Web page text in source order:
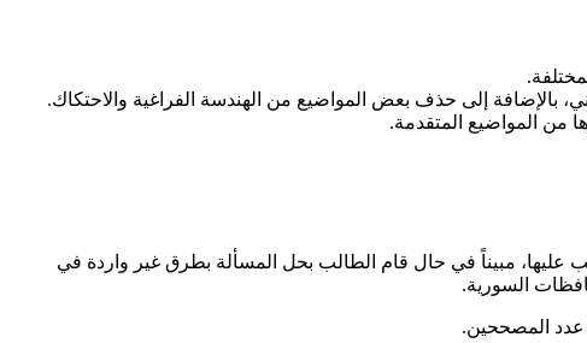
بالإضافة إلى حذف بعض المواضيع من الهندسة الفراغية والاحتكاك.
من المواضيع المتقدمة.
عليها، مبيناً في حال قام الطالب بحل المسألة بطرق غير واردة في
السورية.
عدد المصححين.